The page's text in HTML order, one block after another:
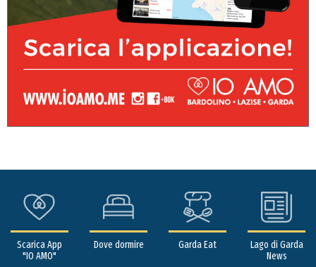
Scarica App
"IO AMO"
Dove dormire Garda Eat
Lago di Garda
News